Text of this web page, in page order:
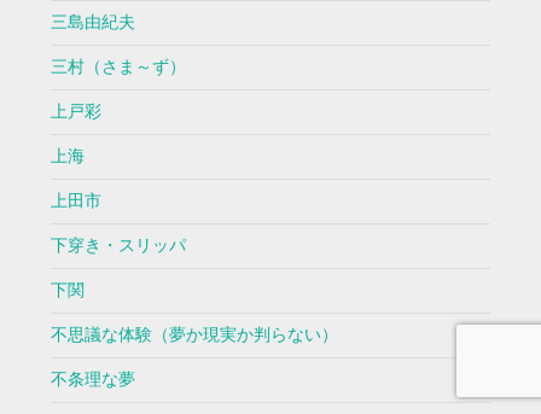
三島由紀夫
三村（さま～ず）
上戸彩
上海
上田市
下穿き・スリッパ
下関
不思議な体験（夢か現実か判らない）
不条理な夢